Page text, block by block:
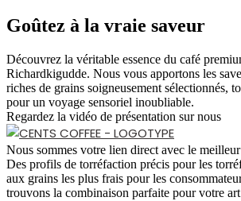
Goûtez à la vraie saveur
Découvrez la véritable essence du café
Richardkigudde. Nous vous apportons les
riches de grains soigneusement sélectionnés,
pour un voyage sensoriel inoubliable.
Regardez la vidéo de présentation sur nous
Nous sommes votre lien direct avec le
Des profils de torréfaction précis pour les
aux grains les plus frais pour les
trouvons la combinaison parfaite pour votre